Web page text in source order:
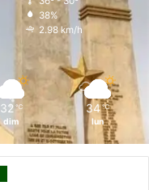
r
38%
2.98 km/h
32 ℃
dim
34 ℃
lun